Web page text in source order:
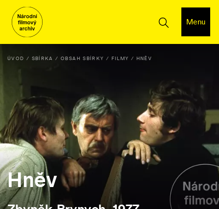
Menu
ÚVOD SBÍRKA OBSAH SBÍRKY FILMY HNĚV
Hněv